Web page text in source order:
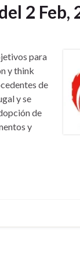
2 Feb,
para
y think
de
y se
de
y